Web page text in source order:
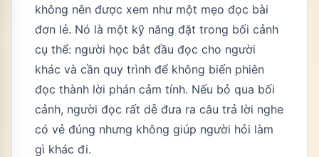
không nên được xem như một mẹo đọc bài
đơn lẻ. Nó là một kỹ năng đặt trong bối cảnh
cụ thể: người học bắt đầu đọc cho người
khác và cần quy trình để không biến phiên
đọc thành lời phán cảm tính. Nếu bỏ qua bối
cảnh, người đọc rất dễ đưa ra câu trả lời nghe
có vẻ đúng nhưng không giúp người hỏi làm
gì khác đi.